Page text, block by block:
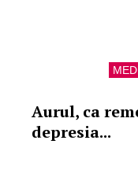
Aurul, ca
depresia...